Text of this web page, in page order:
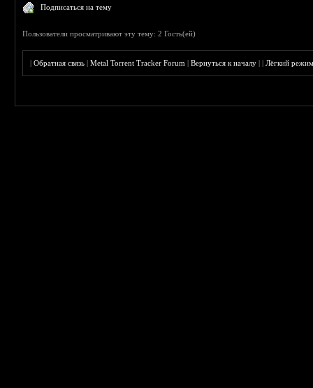
Подписаться на тему
Пользователи просматривают эту тему: 2 Гость(ей)
|Обратная связь |Metal Torrent Tracker Forum |Вернуться к началу ||Лёгкий